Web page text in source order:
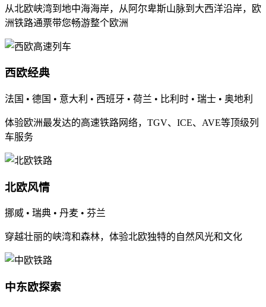
从北欧峡湾到地中海海岸，从阿尔卑斯山脉到大西洋沿岸，欧
洲铁路通票带您畅游整个欧洲
西欧经典
法国 • 德国 • 意大利 • 西班牙 • 荷兰 • 比利时 • 瑞士 • 奥地利
体验欧洲最发达的高速铁路网络，TGV、ICE、AVE等顶级列
车服务
北欧风情
挪威 • 瑞典 • 丹麦 • 芬兰
穿越壮丽的峡湾和森林，体验北欧独特的自然风光和文化
中东欧探索